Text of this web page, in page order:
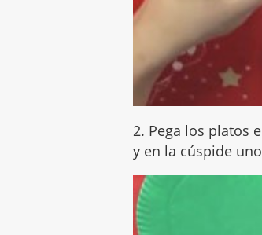
2. Pega los platos
y en la cúspide